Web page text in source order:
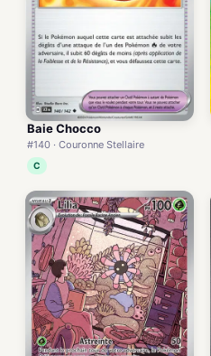
Baie Chocco
#140 · Couronne Stellaire
C